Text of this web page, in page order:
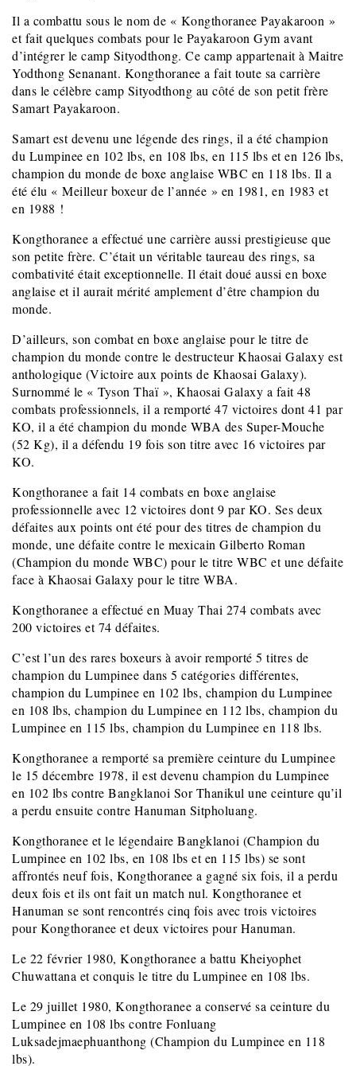
Il a combattu sous le nom de « Kongthoranee Payakaroon »
et fait quelques combats pour le Payakaroon Gym avant
d’intégrer le camp Sityodthong. Ce camp appartenait à Maitre
Yodthong Senanant. Kongthoranee a fait toute sa carrière
dans le célèbre camp Sityodthong au côté de son petit frère
Samart Payakaroon.
Samart est devenu une légende des rings, il a été champion
du Lumpinee en 102 lbs, en 108 lbs, en 115 lbs et en 126 lbs,
champion du monde de boxe anglaise WBC en 118 lbs. Il a
été élu « Meilleur boxeur de l’année » en 1981, en 1983 et
en 1988 !
Kongthoranee a effectué une carrière aussi prestigieuse que
son petite frère. C’était un véritable taureau des rings, sa
combativité était exceptionnelle. Il était doué aussi en boxe
anglaise et il aurait mérité amplement d’être champion du
monde.
D’ailleurs, son combat en boxe anglaise pour le titre de
champion du monde contre le destructeur Khaosai Galaxy est
anthologique (Victoire aux points de Khaosai Galaxy).
Surnommé le « Tyson Thaï », Khaosai Galaxy a fait 48
combats professionnels, il a remporté 47 victoires dont 41 par
KO, il a été champion du monde WBA des Super-Mouche
(52 Kg), il a défendu 19 fois son titre avec 16 victoires par
KO.
Kongthoranee a fait 14 combats en boxe anglaise
professionnelle avec 12 victoires dont 9 par KO. Ses deux
défaites aux points ont été pour des titres de champion du
monde, une défaite contre le mexicain Gilberto Roman
(Champion du monde WBC) pour le titre WBC et une défaite
face à Khaosai Galaxy pour le titre WBA.
Kongthoranee a effectué en Muay Thai 274 combats avec
200 victoires et 74 défaites.
C’est l’un des rares boxeurs à avoir remporté 5 titres de
champion du Lumpinee dans 5 catégories différentes,
champion du Lumpinee en 102 lbs, champion du Lumpinee
en 108 lbs, champion du Lumpinee en 112 lbs, champion du
Lumpinee en 115 lbs, champion du Lumpinee en 118 lbs.
Kongthoranee a remporté sa première ceinture du Lumpinee
le 15 décembre 1978, il est devenu champion du Lumpinee
en 102 lbs contre Bangklanoi Sor Thanikul une ceinture qu’il
a perdu ensuite contre Hanuman Sitpholuang.
Kongthoranee et le légendaire Bangklanoi (Champion du
Lumpinee en 102 lbs, en 108 lbs et en 115 lbs) se sont
affrontés neuf fois, Kongthoranee a gagné six fois, il a perdu
deux fois et ils ont fait un match nul. Kongthoranee et
Hanuman se sont rencontrés cinq fois avec trois victoires
pour Kongthoranee et deux victoires pour Hanuman.
Le 22 février 1980, Kongthoranee a battu Kheiyophet
Chuwattana et conquis le titre du Lumpinee en 108 lbs.
Le 29 juillet 1980, Kongthoranee a conservé sa ceinture du
Lumpinee en 108 lbs contre Fonluang
Luksadejmaephuanthong (Champion du Lumpinee en 118
lbs).